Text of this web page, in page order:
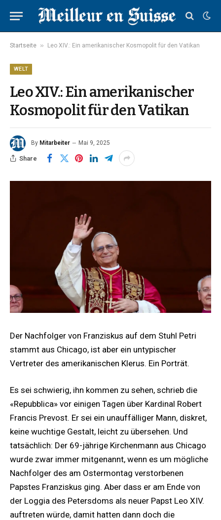
Startseite » Leo XIV.: Ein amerikanischer Kosmopolit für den Vatikan
WELT
Leo XIV.: Ein amerikanischer
Kosmopolit für den Vatikan
By Mitarbeiter Mai 9, 2025
Share
Der Nachfolger von Franziskus auf dem Stuhl Petri
stammt aus Chicago, ist aber ein untypischer
Vertreter des amerikanischen Klerus. Ein Porträt.
Es sei schwierig, ihn kommen zu sehen, schrieb die
«Repubblica» vor einigen Tagen über Kardinal Robert
Francis Prevost. Er sei ein unauffälliger Mann, diskret,
keine wuchtige Gestalt, leicht zu übersehen. Und
tatsächlich: Der 69-jährige Kirchenmann aus Chicago
wurde zwar immer mitgenannt, wenn es um mögliche
Nachfolger des am Ostermontag verstorbenen
Papstes Franziskus ging. Aber dass er am Ende von
der Loggia des Petersdoms als neuer Papst Leo XIV.
auftreten würde, damit hatten dann doch die